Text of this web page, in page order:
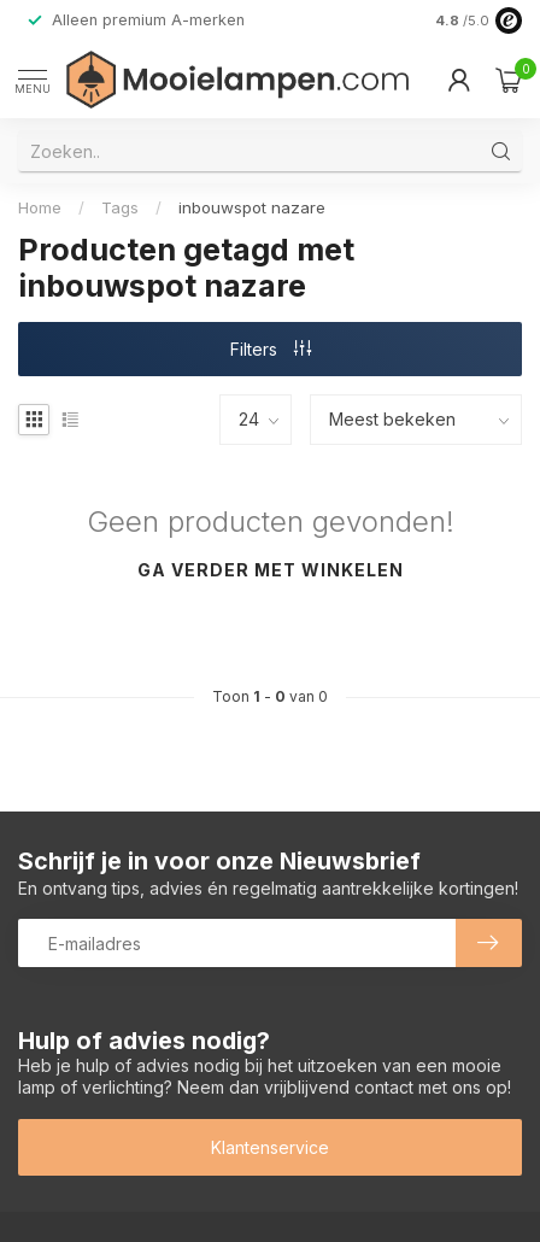
Alleen premium A-merken 4.8 /5.0
MENU
0
Home / Tags / inbouwspot nazare
Producten getagd met
inbouwspot nazare
Filters
Geen producten gevonden!
GA VERDER MET WINKELEN
Toon 1 - 0 van 0
Hulp of advies nodig?
Heb je hulp of advies nodig bij het uitzoeken van een mooie
lamp of verlichting? Neem dan vrijblijvend contact met ons op!
Klantenservice
Schrijf je in voor onze Nieuwsbrief
En ontvang tips, advies én regelmatig aantrekkelijke kortingen!